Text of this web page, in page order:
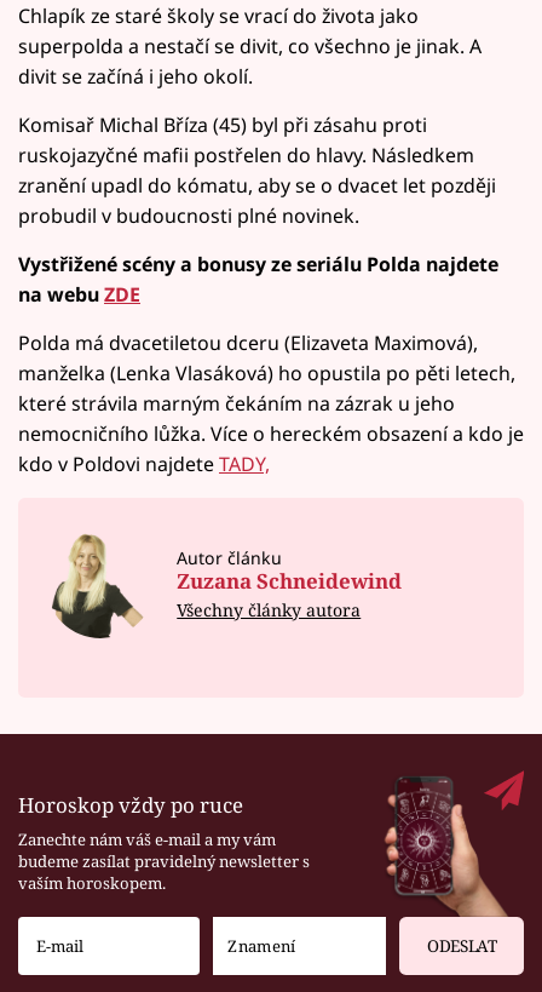
Chlapík ze staré školy se vrací do života jako
superpolda a nestačí se divit, co všechno je jinak. A
divit se začíná i jeho okolí.
Komisař Michal Bříza (45) byl při zásahu proti
ruskojazyčné mafii postřelen do hlavy. Následkem
zranění upadl do kómatu, aby se o dvacet let později
probudil v budoucnosti plné novinek.
Vystřižené scény a bonusy ze seriálu Polda najdete
na webuZDE
Polda má dvacetiletou dceru (Elizaveta Maximová),
manželka (Lenka Vlasáková) ho opustila po pěti letech,
které strávila marným čekáním na zázrak u jeho
nemocničního lůžka. Více o hereckém obsazení a kdo je
kdo v Poldovi najdeteTADY,
Autor článku
Zuzana Schneidewind
Všechny články autora
Horoskop vždy po ruce
Zanechte nám váš e-mail a my vám
budeme zasílat pravidelný newsletter s
vaším horoskopem.
ODESLAT